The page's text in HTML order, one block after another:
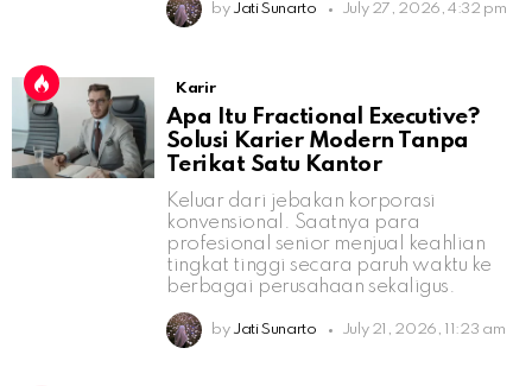
by Jati Sunarto July 27, 2026, 4:32 pm
Karir
Apa Itu Fractional Executive?
Solusi Karier Modern Tanpa
Terikat Satu Kantor
Keluar dari jebakan korporasi
konvensional. Saatnya para
profesional senior menjual keahlian
tingkat tinggi secara paruh waktu ke
berbagai perusahaan sekaligus.
by Jati Sunarto July 21, 2026, 11:23 am